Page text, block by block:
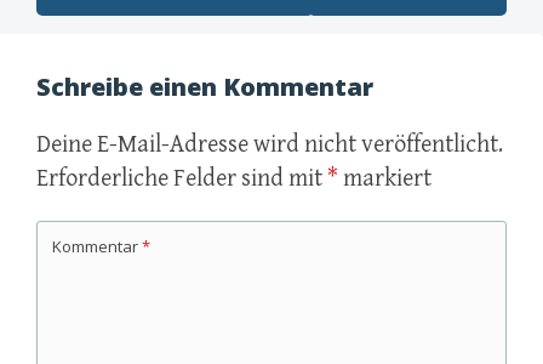
navigation
Schreibe einen Kommentar
Deine E-Mail-Adresse wird nicht veröffentlicht.
Erforderliche Felder sind mit * markiert
Kommentar*